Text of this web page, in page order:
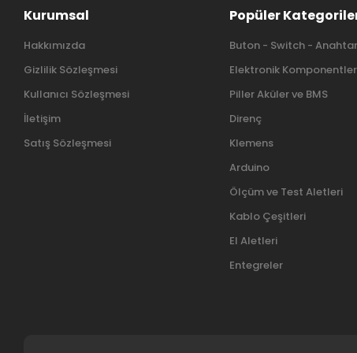
Kurumsal
Hakkımızda
Gizlilik Sözleşmesi
Kullanıcı Sözleşmesi
İletişim
Satış Sözleşmesi
Popüler
Buton - Switch - Anahtar
Elektronik Komponentler
Piller Aküler ve BMS
Direnç
Klemens
Arduino
Ölçüm ve Test Aletleri
Kablo Çeşitleri
El Aletleri
Entegreler